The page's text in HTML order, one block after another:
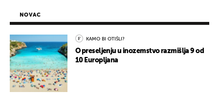
NOVAC
KAMO BI OTIŠLI?
O preseljenju u inozemstvo razmišlja 9 od
10 Europljana